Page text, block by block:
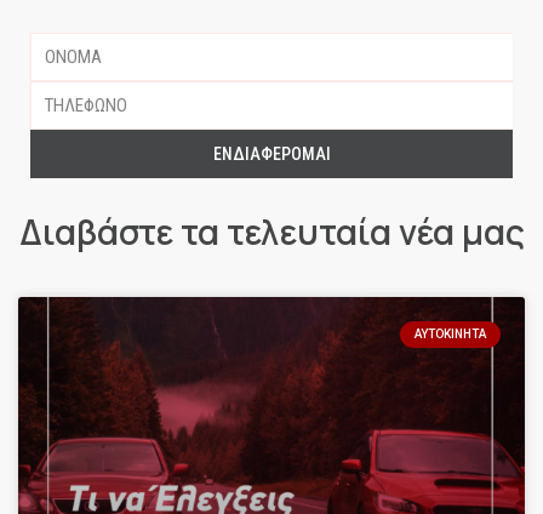
ΕΝΔΙΑΦΈΡΟΜΑΙ
Διαβάστε τα τελευταία νέα μας
ΑΥΤΟΚΊΝΗΤΑ